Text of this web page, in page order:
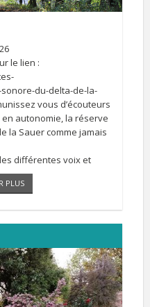
le lien :
du-delta-de-la-
vous d’écouteurs
en autonomie, la réserve
la Sauer comme jamais
différentes voix et
voyager à travers les
PLUS